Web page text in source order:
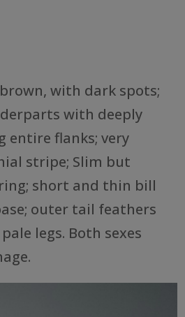
with dark spots;
with deeply
entire flanks; very
stripe; Slim but
short and thin bill
outer tail feathers
legs. Both sexes